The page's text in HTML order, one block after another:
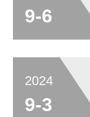
9-6
2024
9-3